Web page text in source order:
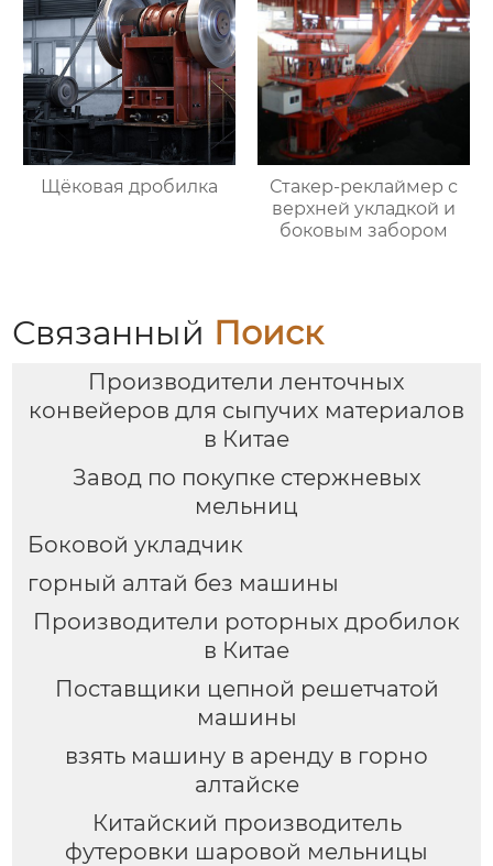
Щёковая дробилка
Стакер-реклаймер с
верхней укладкой и
боковым забором
Связанный Поиск
Производители ленточных
конвейеров для сыпучих материалов
в Китае
Завод по покупке стержневых
мельниц
Боковой укладчик
горный алтай без машины
Производители роторных дробилок
в Китае
Поставщики цепной решетчатой
машины
взять машину в аренду в горно
алтайске
Китайский производитель
футеровки шаровой мельницы